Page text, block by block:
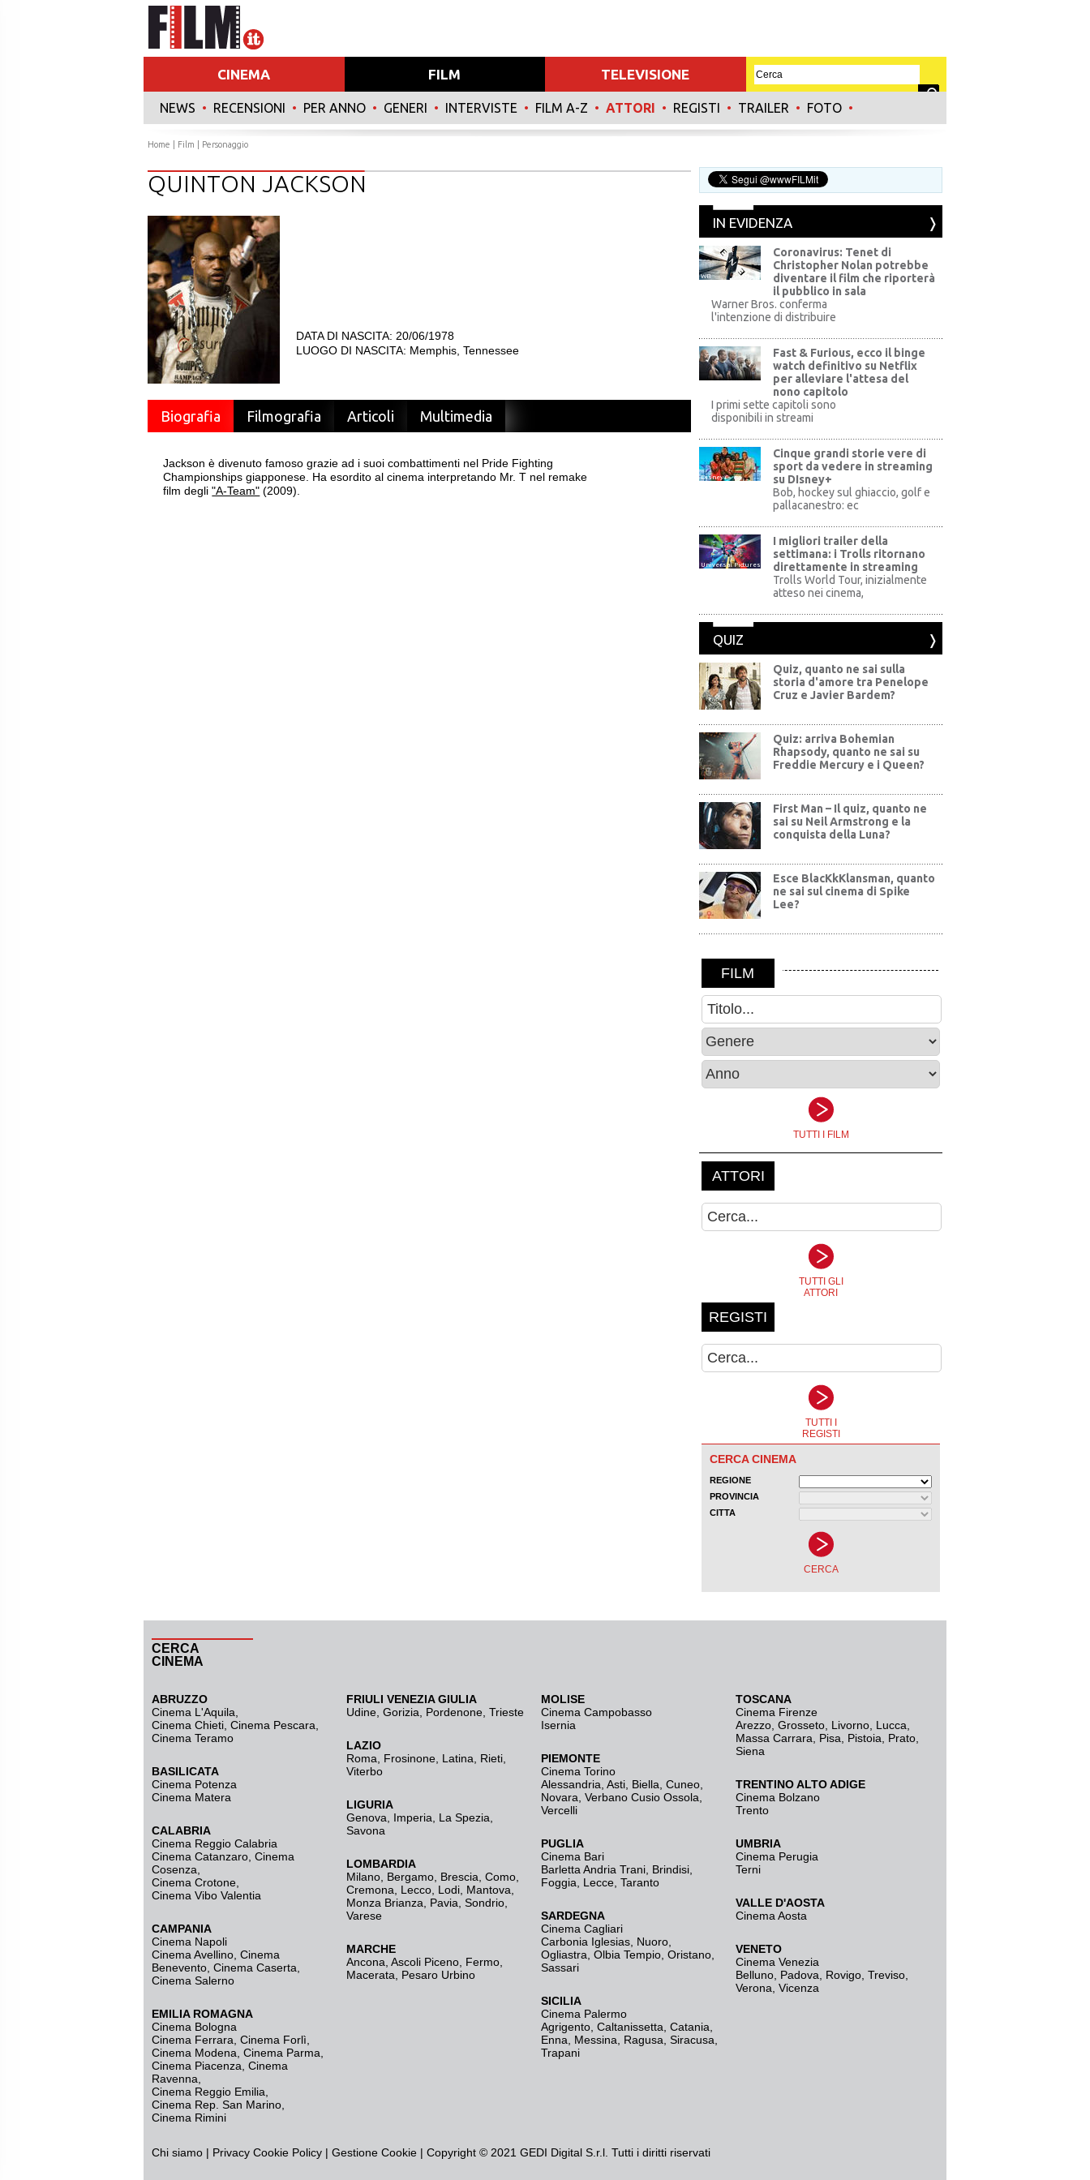
CINEMA FILM TELEVISIONE
NEWS • RECENSIONI • PER ANNO • GENERI • INTERVISTE • FILM A-Z • ATTORI • REGISTI • TRAILER • FOTO •
Home Film | Personaggio
QUINTON JACKSON
DATA DI NASCITA: 20/06/1978
LUOGO DI NASCITA: Memphis, Tennessee
Biografia Filmografia Articoli Multimedia
Jackson è divenuto famoso grazie ad i suoi combattimenti nel Pride Fighting
Championships giapponese. Ha esordito al cinema interpretando Mr. T nel remake
film degli"A-Team" (2009).
IN EVIDENZA
WB
Coronavirus: Tenet di
Christopher Nolan potrebbe
diventare il film che riporterà
il pubblico in sala
Warner Bros. conferma
l'intenzione di distribuire
Fast & Furious, ecco il binge
watch definitivo su Netflix
per alleviare l'attesa del
nono capitolo
I primi sette capitoli sono
disponibili in streami
Disney+
Cinque grandi storie vere di
sport da vedere in streaming
su DIsney+
Bob, hockey sul ghiaccio, golf e
pallacanestro: ec
Universal Pictures
I migliori trailer della
settimana: i Trolls ritornano
direttamente in streaming
Trolls World Tour, inizialmente
atteso nei cinema,
QUIZ
Quiz, quanto ne sai sulla
storia d'amore tra Penelope
Cruz e Javier Bardem?
Quiz: arriva Bohemian
Rhapsody, quanto ne sai su
Freddie Mercury e i Queen?
First Man – Il quiz, quanto ne
sai su Neil Armstrong e la
conquista della Luna?
Esce BlacKkKlansman, quanto
ne sai sul cinema di Spike
Lee?
CERCA
CINEMA
ABRUZZO
Cinema L'Aquila
Cinema Chieti, Cinema Pescara,
Cinema Teramo
BASILICATA
Cinema Potenza
Cinema Matera
CALABRIA
Cinema Reggio Calabria
Cinema Catanzaro Cinema
Cosenza
Cinema Crotone
Cinema Vibo Valentia
CAMPANIA
Cinema Napoli
Cinema Avellino Cinema
Benevento Cinema Caserta
Cinema Salerno
EMILIA ROMAGNA
Cinema Bologna
Cinema Ferrara Cinema Forlì
Cinema Modena Cinema Parma
Cinema Piacenza Cinema
Ravenna
Cinema Reggio Emilia
Cinema Rep. San Marino
Cinema Rimini
FRIULI VENEZIA GIULIA
Udine Gorizia Pordenone Trieste
LAZIO
Roma
Frosinone Latina Rieti
Viterbo
LIGURIA
Genova
Imperia La Spezia
Savona
LOMBARDIA
Milano Bergamo Brescia, Como
Cremona
Lecco Lodi Mantova
Monza Brianza
Pavia Sondrio
Varese
MARCHE
Ancona Ascoli Piceno Fermo
Macerata
Pesaro Urbino
MOLISE
Cinema Campobasso
Isernia
PIEMONTE
Cinema Torino
Alessandria Asti Biella Cuneo
Novara Verbano Cusio Ossola
Vercelli
PUGLIA
Cinema Bari
Barletta Andria Trani Brindisi
Foggia
Lecce Taranto
SARDEGNA
Cinema Cagliari
Carbonia Iglesias Nuoro
Ogliastra Olbia Tempio Oristano
Sassari
SICILIA
Cinema Palermo
Agrigento Caltanissetta Catania
Enna
Messina Ragusa Siracusa
Trapani
TOSCANA
Cinema Firenze
Arezzo Grosseto Livorno Lucca
Massa Carrara
Pisa Pistoia Prato
Siena
TRENTINO ALTO ADIGE
Cinema Bolzano
Trento
UMBRIA
Cinema Perugia
Terni
VALLE D'AOSTA
Cinema Aosta
VENETO
Cinema Venezia
Belluno Padova Rovigo Treviso
Verona Vicenza
Chi siamo | Privacy Cookie Policy | Gestione Cookie | Copyright © 2021 GEDI Digital S.r.l. Tutti i diritti riservati